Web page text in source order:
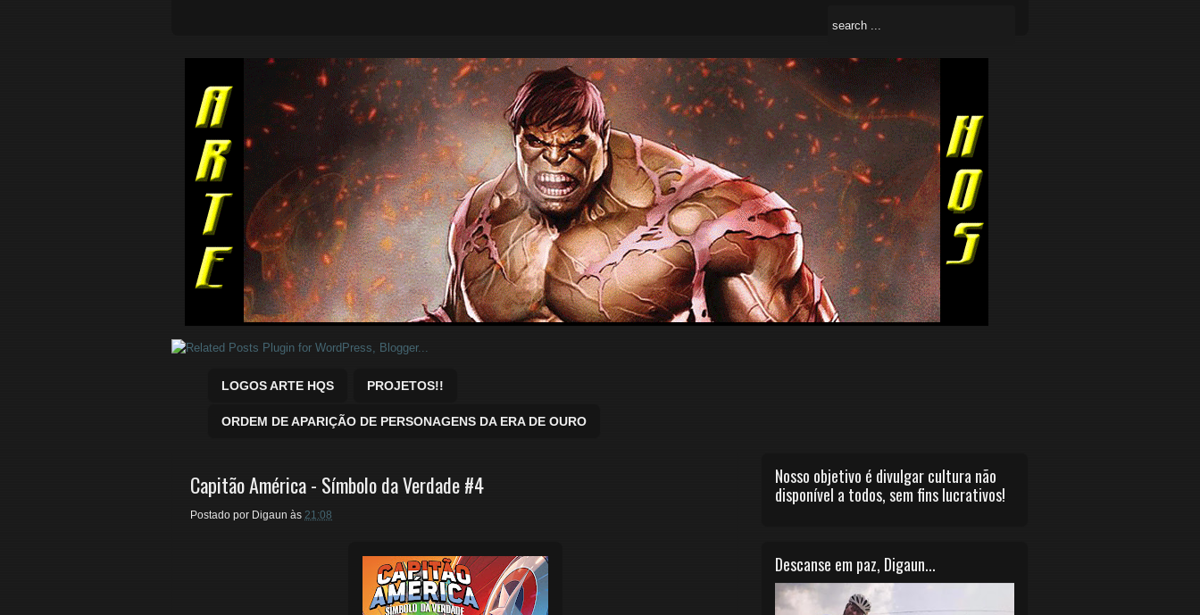
Quadrinhos Marvel e DC para baixar.
LOGOS ARTE HQS PROJETOS!!
ORDEM DE APARIÇÃO DE PERSONAGENS DA ERA DE OURO
Capitão América - Símbolo da Verdade #4
Postado por Digaun às 21:08
Nosso objetivo é divulgar cultura não
disponível a todos, sem fins lucrativos!
Descanse em paz, Digaun...